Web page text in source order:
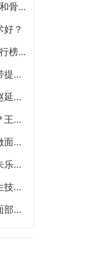
2026广州注射医生推荐哪个？面部微调和骨相注射陈超越、赵江辉、张少伟、曾东、玄峰、邓咏谁好？
？
2026年北京知名注射医生前十名预约排行榜大全 擅长面部抗衰、皮贴骨、面部轮廓的注射医生哪个最好？
广州曙光玄峰院长揭秘：为什么韩式韧带提升能避免面部臃肿？
北京面部拉皮手术哪个医生做得最好？赵延勇、杜太超、王春虎、袁强谁做提升好？
北京王春虎和谢洋春哪个医生做拉皮好？王春虎和谢洋春面部提升谁技术更好？
长沙刘翔做面部提升技术怎么样？刘翔做面部提升多少钱？
重庆朱乐林和肖林哪个医生做磨骨好？朱乐林和肖林磨骨改脸型预约电话
深圳面部拉皮专家陈洪和张陈威哪个医生技术好？陈洪和张陈威面部提升谁好？
深圳面部年轻化专家高志文和王乙立做面部提升哪个技术好？高志文和王乙立预约咨询电话